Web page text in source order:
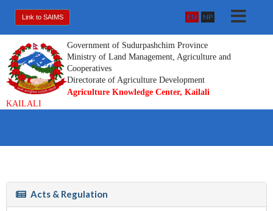
Link to SAIMS EN NP
Government of Sudurpashchim Province
Ministry of Land Management, Agriculture and
Cooperatives
Directorate of Agriculture Development
Agriculture Knowledge Center, Kailali
KAILALI
Acts & Regulation